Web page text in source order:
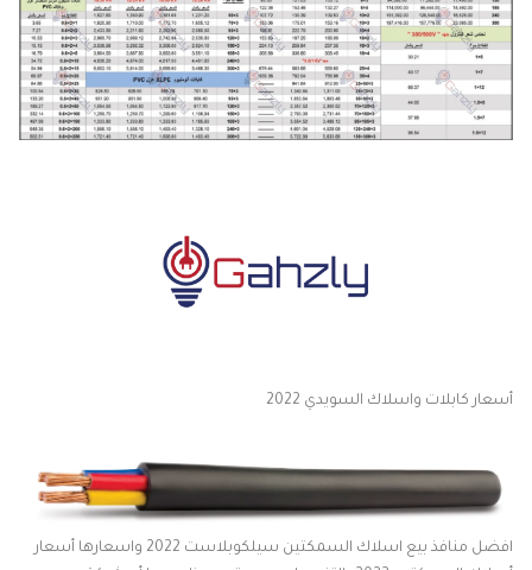
أسعار كابلات واسلاك السويدي 2022
افضل منافذ بيع اسلاك السمكتين سيلكوبلاست 2022 واسعارها أسعار